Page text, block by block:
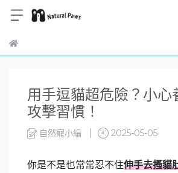
用手逗貓超危險？小心
攻擊習慣！
自然寵小編 2025-05-05
你是不是也常常忍不住伸手去搔貓